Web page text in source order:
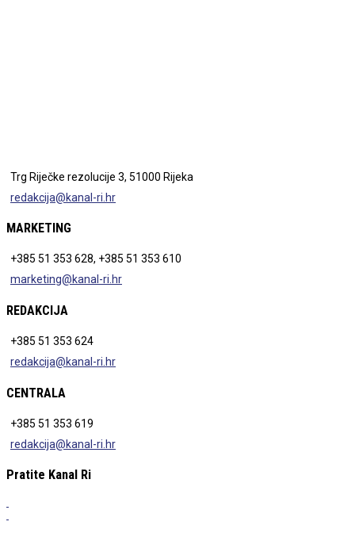
Trg Riječke rezolucije 3, 51000 Rijeka
redakcija@kanal-ri.hr
MARKETING
+385 51 353 628, +385 51 353 610
marketing@kanal-ri.hr
REDAKCIJA
+385 51 353 624
redakcija@kanal-ri.hr
CENTRALA
+385 51 353 619
redakcija@kanal-ri.hr
Pratite Kanal Ri